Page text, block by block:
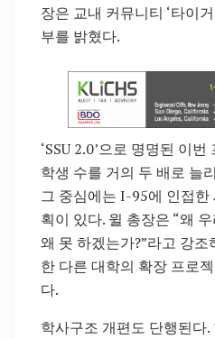
장은 교내 커뮤니티 ‘타이
부를 밝혔다.
‘SSU 2.0’으로 명명된 이
학생 수를 거의 두 배로 늘
그 중심에는 I-95에 인접한
획이 있다. 윌 총장은 “왜
왜 못 하겠는가?”라고 강
한 다른 대학의 확장 프로
다.
학사구조 개편도 단행된다